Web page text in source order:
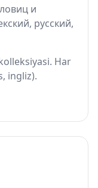
и
русский,
Har
ingliz).